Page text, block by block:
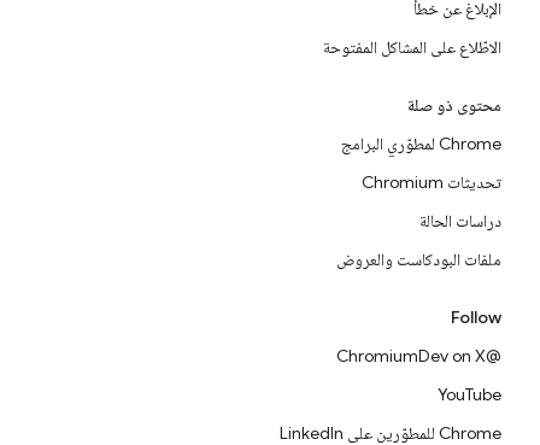
الإبلاغ عن خطأ
الاطّلاع على المشاكل المفتوحة
محتوى ذو صلة
Chrome لمطوّري البرامج
تحديثات Chromium
دراسات الحالة
ملفات البودكاست والعروض
Follow
@ChromiumDev on X
YouTube
Chrome للمطوّرين على LinkedIn